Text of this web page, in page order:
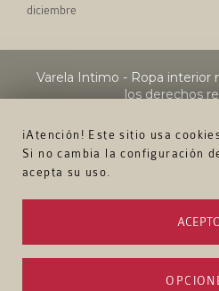
¡Atención! Este sitio usa
Si no cambia la configuración
acepta su uso.
diciembre
Varela Intimo - Ropa interior
los derechos